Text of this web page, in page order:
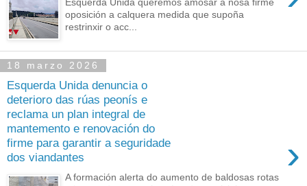
oposición a calquera medida que supoña
restrinxir o acc...
18 marzo 2026
Esquerda Unida denuncia o
deterioro das rúas peonís e
reclama un plan integral de
mantemento e renovación do
firme para garantir a seguridade
dos viandantes
›
A formación alerta do aumento de baldosas rotas